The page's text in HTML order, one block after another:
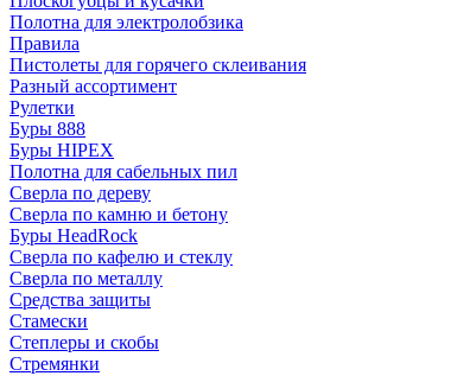
Полотна для электролобзика
Правила
Пистолеты для горячего склеивания
Разный ассортимент
Рулетки
Буры 888
Буры HIPEX
Полотна для сабельных пил
Сверла по дереву
Сверла по камню и бетону
Буры HeadRock
Сверла по кафелю и стеклу
Сверла по металлу
Средства защиты
Стамески
Степлеры и скобы
Стремянки